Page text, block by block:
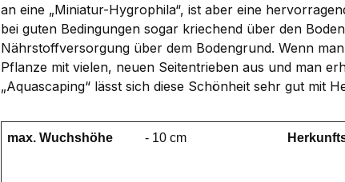
an eine „Miniatur-Hygrophila“, ist aber eine
bei guten Bedingungen sogar kriechend über den
Nährstoffversorgung über dem Bodengrund. Wenn
Pflanze mit vielen, neuen Seitentrieben aus und man
„Aquascaping“ lässt sich diese Schönheit sehr gut mit
max. Wuchshöhe - 10 cm